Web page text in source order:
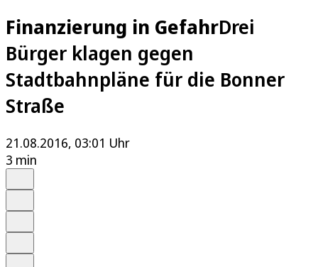
Finanzierung in GefahrDrei
Bürger klagen gegen
Stadtbahnpläne für die Bonner
Straße
21.08.2016, 03:01 Uhr
3 min